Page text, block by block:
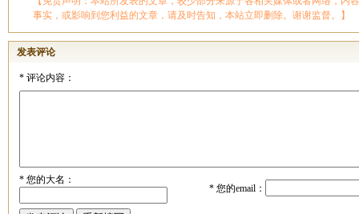
事实，或影响到您利益的文章，请及时告知，本站立即删除。谢谢监督。】
发表评论
*评论内容：
*您的大名：
*您的email：